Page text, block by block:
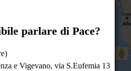
parlare di Pace?
e Vigevano, via S.Eufemia 13